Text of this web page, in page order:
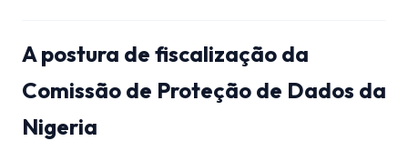
A postura de fiscalização da
Comissão de Proteção de Dados da
Nigeria